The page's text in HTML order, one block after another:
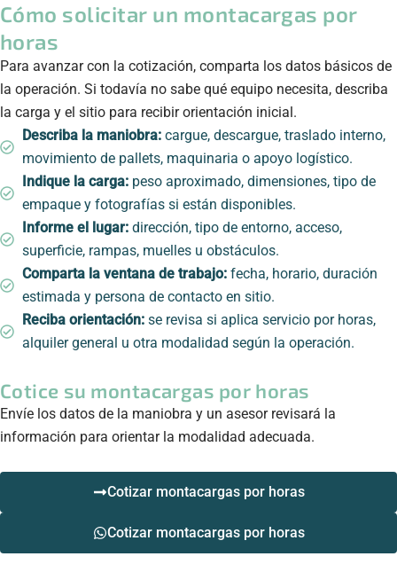
Cómo solicitar un montacargas por
horas
Para avanzar con la cotización, comparta los datos básicos de
la operación. Si todavía no sabe qué equipo necesita, describa
la carga y el sitio para recibir orientación inicial.
Describa la maniobra: cargue, descargue, traslado interno,
movimiento de pallets, maquinaria o apoyo logístico.
Indique la carga: peso aproximado, dimensiones, tipo de
empaque y fotografías si están disponibles.
Informe el lugar: dirección, tipo de entorno, acceso,
superficie, rampas, muelles u obstáculos.
Comparta la ventana de trabajo: fecha, horario, duración
estimada y persona de contacto en sitio.
Reciba orientación: se revisa si aplica servicio por horas,
alquiler general u otra modalidad según la operación.
Cotice su montacargas por horas
Envíe los datos de la maniobra y un asesor revisará la
información para orientar la modalidad adecuada.
Cotizar montacargas por horas
Cotizar montacargas por horas